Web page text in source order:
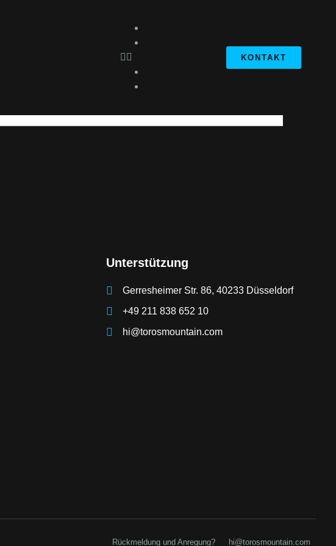
KONTAKT
Unterstützung
Gerresheimer Str. 86, 40233 Düsseldorf
+49 211 838 652 10
hi@torosmountain.com
Rückmeldung und Anregung? hi@torosmountain.com